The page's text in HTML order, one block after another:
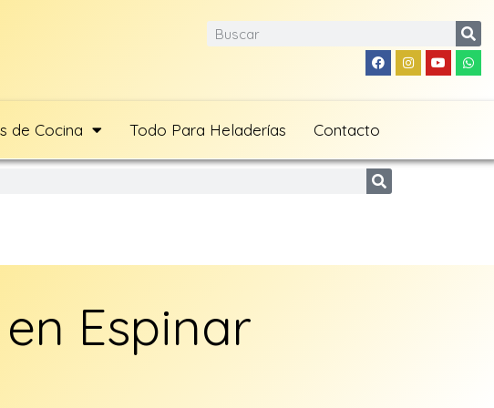
de Cocina Todo Para Heladerías Contacto
Espinar